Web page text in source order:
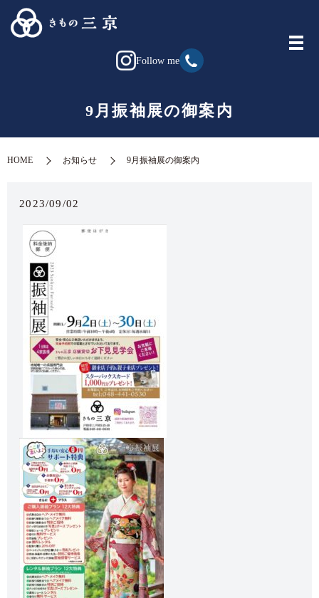
Follow me
9月振袖展の御案内
HOME お知らせ 9月振袖展の御案内
2023/09/02